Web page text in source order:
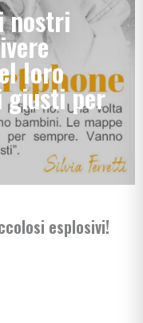
nostri
loro
giusti per
esplosivi!